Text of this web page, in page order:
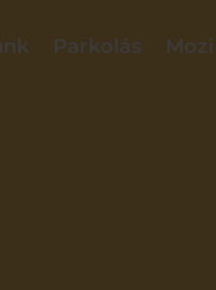
Parkolás Mozi